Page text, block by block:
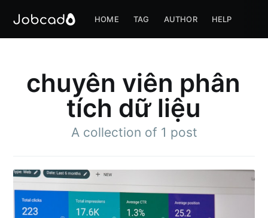
HOME TAG AUTHOR HELP
chuyên viên phân
tích dữ liệu
A collection of 1 post
Subscribe to
Jobcado